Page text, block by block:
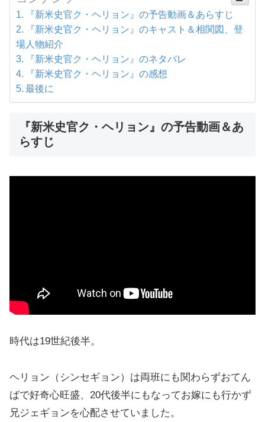
『新米史官ク・ヘリョン』の予告動画＆あらすじ
『新米史官ク・ヘリョン』のキャスト＆相関図、登
場人物紹介
『新米史官ク・ヘリョン』のネタバレ
『新米史官ク・ヘリョン』の感想
最後に
『新米史官ク・ヘリョン』の予告動画＆あ
らすじ
時代は19世紀後半。
ヘリョン（シンセギョン）は両班にも関わらずおてん
ばで好奇心旺盛、20代後半にもなってお嫁にも行かず
兄ジェギョンを心配させていました。